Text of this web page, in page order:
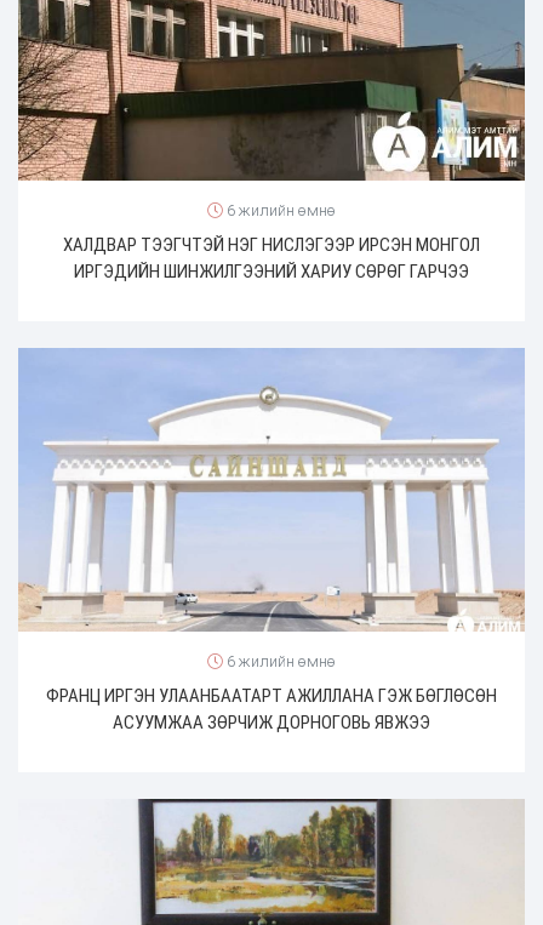
6 жилийн өмнө
ХАЛДВАР ТЭЭГЧТЭЙ НЭГ НИСЛЭГЭЭР ИРСЭН МОНГОЛ
ИРГЭДИЙН ШИНЖИЛГЭЭНИЙ ХАРИУ СӨРӨГ ГАРЧЭЭ
6 жилийн өмнө
ФРАНЦ ИРГЭН УЛААНБААТАРТ АЖИЛЛАНА ГЭЖ БӨГЛӨСӨН
АСУУМЖАА ЗӨРЧИЖ ДОРНОГОВЬ ЯВЖЭЭ